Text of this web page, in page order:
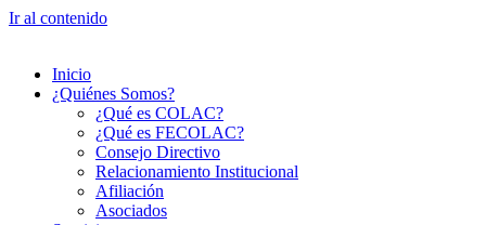
Ir al contenido
Inicio
¿Quiénes Somos?
¿Qué es COLAC?
¿Qué es FECOLAC?
Consejo Directivo
Relacionamiento Institucional
Afiliación
Asociados